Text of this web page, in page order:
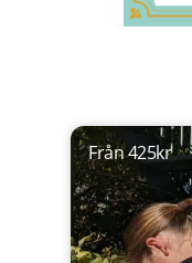
Från 425kr